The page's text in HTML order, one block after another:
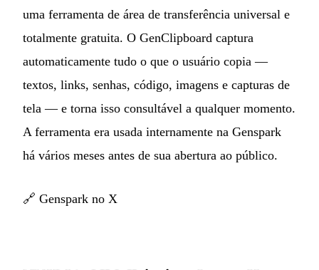
uma ferramenta de área de transferência universal e
totalmente gratuita. O GenClipboard captura
automaticamente tudo o que o usuário copia —
textos, links, senhas, código, imagens e capturas de
tela — e torna isso consultável a qualquer momento.
A ferramenta era usada internamente na Genspark
há vários meses antes de sua abertura ao público.
🔗 Genspark no X